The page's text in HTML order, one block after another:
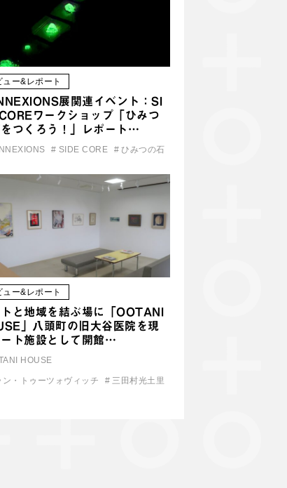
ュー&レポート
展関連イベント：SI
ワークショップ「ひみつ
つくろう！」レポート…
# SIDE CORE # ひみつの石
ュー&レポート
と地域を結ぶ場に「OOTANI
」八頭町の旧大谷医院を現
ト施設として開館…
HOUSE
ン・トゥーツォヴィッチ # 三田村光土里